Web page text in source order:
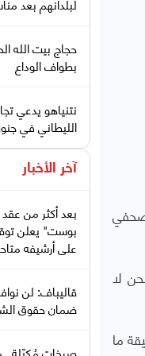
لا
ما
حجاج بيت الله
بطواف الوداع
نتنياهو يدعي
الليطاني في
آخر الأخبار
بعد أكثر من
بوست" يعلن
على أرشيفه
قاليباف: لن
ضمان حقوق